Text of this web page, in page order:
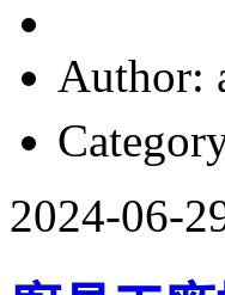
Author:
2024-06-